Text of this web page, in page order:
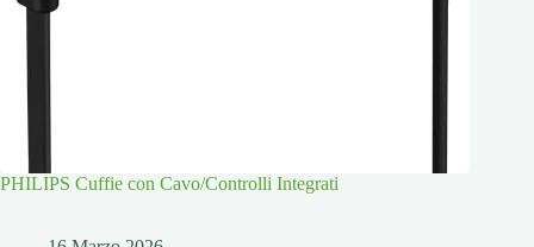
PHILIPS Cuffie con Cavo/Controlli Integrati